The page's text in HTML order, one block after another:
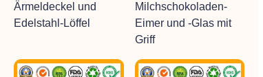
Ärmeldeckel und
Edelstahl-Löffel
Milchschokoladen-
Eimer und -Glas mit
Griff